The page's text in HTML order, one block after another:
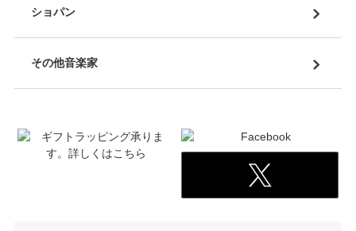
ショパン
その他音楽家